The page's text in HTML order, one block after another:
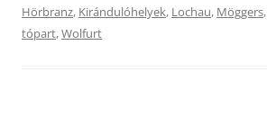
Hörbranz, Kirándulóhelyek, Lochau, Möggers,
tópart,Wolfurt